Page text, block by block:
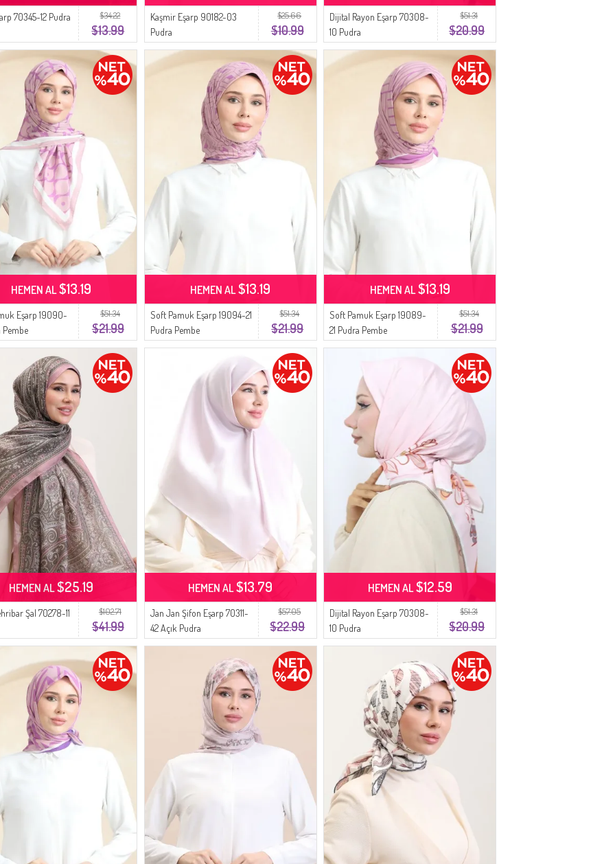
$34.22
$13.99
70345-12 Pudra $25.66
$10.99
Kaşmir Eşarp 90182-03
Pudra
$51.31
$20.99
Dijital Rayon Eşarp 70308-
10 Pudra
$51.34
$21.99
Eşarp 19090-
Pembe
HEMEN AL$13.19
$51.34
$21.99
Soft Pamuk Eşarp 19094-21
Pudra Pembe
HEMEN AL$13.19
$51.34
$21.99
Soft Pamuk Eşarp 19089-
21 Pudra Pembe
HEMEN AL$13.19
$102.71
$41.99
Şal 70278-11
HEMEN AL$25.19
$57.05
$22.99
Jan Jan Şifon Eşarp 70311-
42 Açık Pudra
HEMEN AL$13.79
$51.31
$20.99
Dijital Rayon Eşarp 70308-
10 Pudra
HEMEN AL$12.59